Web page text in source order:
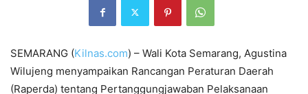
SEMARANG (Kilnas.com) – Wali Kota Semarang, Agustina
Wilujeng menyampaikan Rancangan Peraturan Daerah
(Raperda) tentang Pertanggungjawaban Pelaksanaan